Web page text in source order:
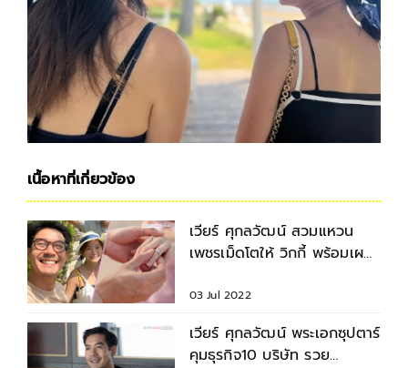
เนื้อหาที่เกี่ยวข้อง
เวียร์ ศุกลวัฒน์ สวมแหวน
เพชรเม็ดโตให้ วิกกี้ พร้อมเผย
03 Jul 2022
เวียร์ ศุกลวัฒน์ พระเอกซุปตาร์
คุมธุรกิจ10 บริษัท รวย